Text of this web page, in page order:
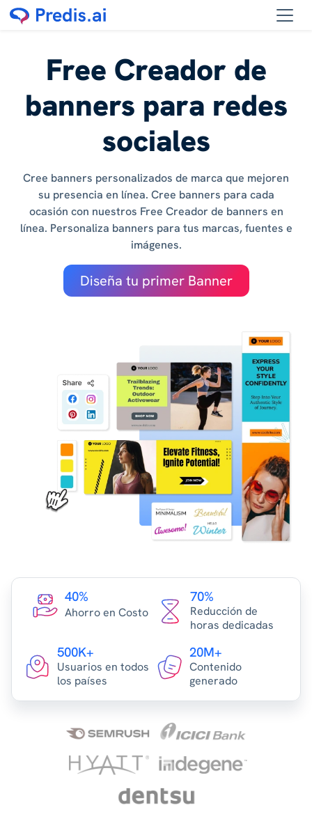
Free Creador de
banners para redes
sociales
Cree banners personalizados de marca que mejoren
su presencia en línea. Cree banners para cada
ocasión con nuestros Free Creador de banners en
línea. Personaliza banners para tus marcas, fuentes e
imágenes.
Diseña tu primer Banner
40%
Ahorro en Costo
70%
Reducción de
horas dedicadas
500K+
Usuarios en todos
los países
20M+
Contenido
generado